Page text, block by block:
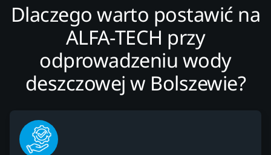
Dlaczego warto postawić na
ALFA-TECH przy
odprowadzeniu wody
deszczowej w Bolszewie?